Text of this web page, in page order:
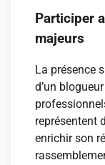
Participer
majeurs
La présence
d’un
représentent
enrichir son